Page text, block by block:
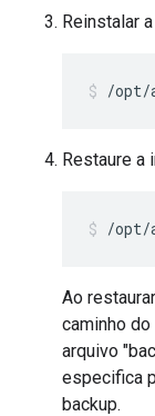
Reinstalar
/opt/
Restaure a
/opt/
Ao
caminho
arquivo
especifica
backup.